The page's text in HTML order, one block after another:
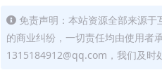
免责声明：本站资源全部来源
的商业纠纷，一切责任均由使用者
1315184912@qq.com，我们及时